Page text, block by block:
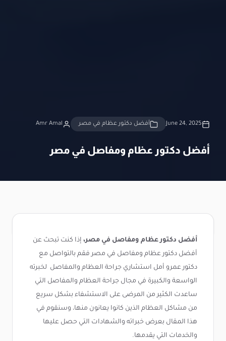
June 24, 2025 أفضل دكتور عظام في مصر Amr Amal
أفضل دكتور عظام ومفاصل في مصر
أفضل دكتور عظام ومفاصل في مصر، إذا كنت تبحث عن
أفضل دكتور عظام ومفاصل في مصر فقم بالتواصل مع
دكتور عمرو أمل استشاري جراحة العظام والمفاصل لخبرته
الواسعة والكبيرة في مجال جراحة العظام والمفاصل التي
ساعدت الكثير من المرضى على الاستشفاء بشكل سريع
من مشاكل العظام الذين كانوا يعانون منها، وسنقوم في
هذا المقال بعرض خبراته والشهادات التي حصل عليها
والخدمات التي يقدمها.